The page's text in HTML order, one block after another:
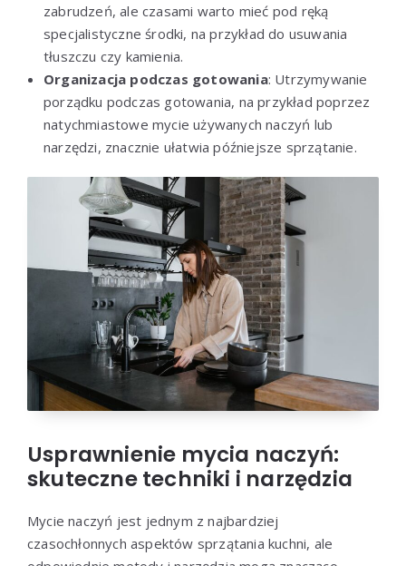
zabrudzeń, ale czasami warto mieć pod ręką
specjalistyczne środki, na przykład do usuwania
tłuszczu czy kamienia.
Organizacja podczas gotowania: Utrzymywanie
porządku podczas gotowania, na przykład poprzez
natychmiastowe mycie używanych naczyń lub
narzędzi, znacznie ułatwia późniejsze sprzątanie.
Usprawnienie mycia naczyń:
skuteczne techniki i narzędzia
Mycie naczyń jest jednym z najbardziej
czasochłonnych aspektów sprzątania kuchni, ale